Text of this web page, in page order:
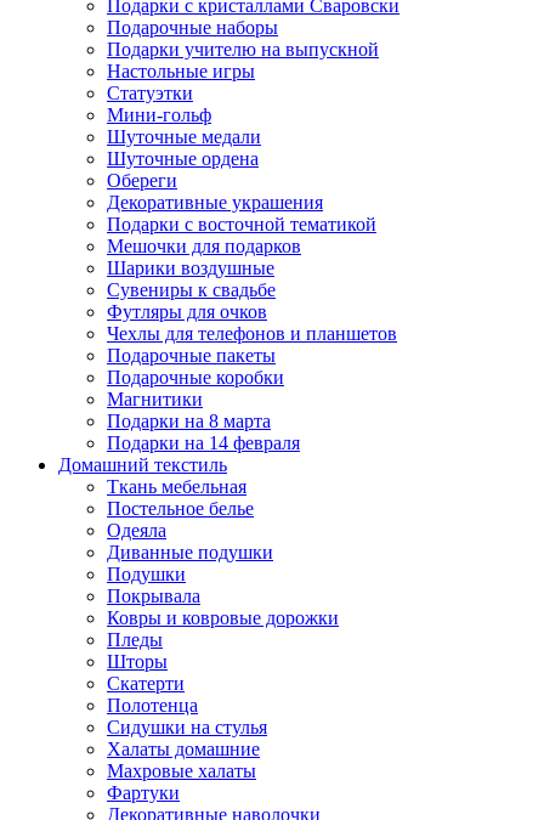
Подарки с кристаллами Сваровски
Подарочные наборы
Подарки учителю на выпускной
Настольные игры
Статуэтки
Мини-гольф
Шуточные медали
Шуточные ордена
Обереги
Декоративные украшения
Подарки с восточной тематикой
Мешочки для подарков
Шарики воздушные
Сувениры к свадьбе
Футляры для очков
Чехлы для телефонов и планшетов
Подарочные пакеты
Подарочные коробки
Магнитики
Подарки на 8 марта
Подарки на 14 февраля
Домашний текстиль
Ткань мебельная
Постельное белье
Одеяла
Диванные подушки
Подушки
Покрывала
Ковры и ковровые дорожки
Пледы
Шторы
Скатерти
Полотенца
Сидушки на стулья
Халаты домашние
Махровые халаты
Фартуки
Декоративные наволочки